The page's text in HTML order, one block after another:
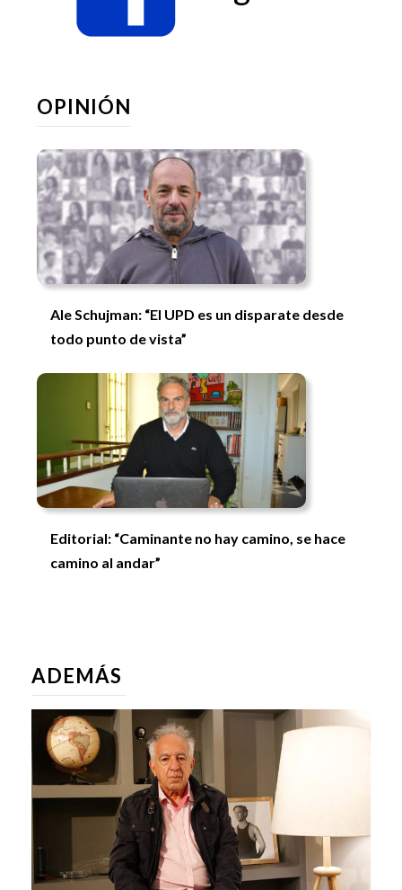
OPINIÓN
Ale Schujman: “El UPD es un disparate desde
todo punto de vista”
Editorial: “Caminante no hay camino, se hace
camino al andar”
ADEMÁS